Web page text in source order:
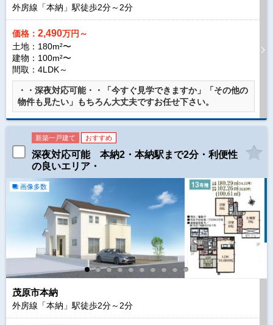
外房線「本納」駅徒歩2分～ 2分
価格： 2,490万円～
土地：180m²〜
建物：100m²〜
間取：4LDK～
・・深夜対応可能・・「今すぐ見学できますか」「その他の
物件も見たい」もちろん大丈夫ですお任せ下さい。
新築一戸建て おすすめ
深夜対応可能 本納2・本納駅まで2分・利便性
の良いエリア・
画像多数
茂原市本納
外房線「本納」駅徒歩2分～ 2分